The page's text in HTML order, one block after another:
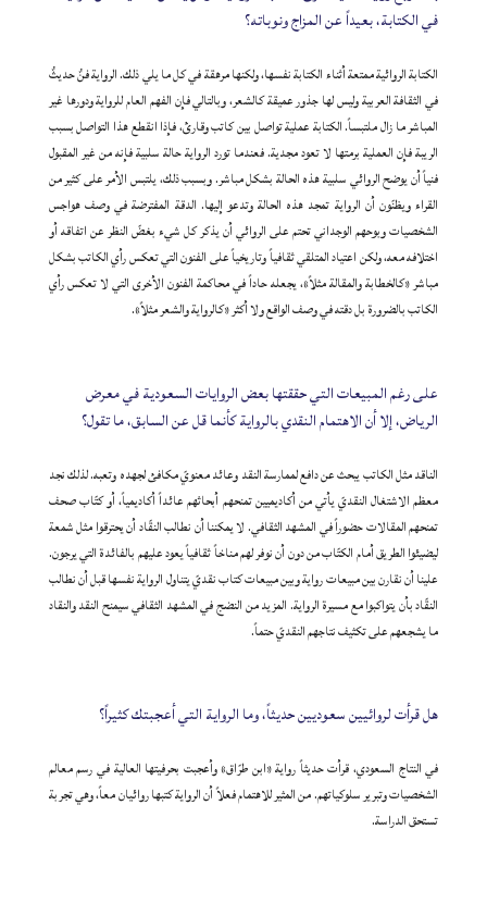
في الكتابة، بعيداً عن المزاج ونوباته؟
الكتابة الروائية ممتعة أثناء الكتابة نفسها، ولكنها مرهقة في كل ما يلي ذلك. الرواية فنٌ حديثٌ
في الثقافة العربية وليس لها جذور عميقة كالشعر، وبالتالي فإن الفهم العام للرواية ودورها غير
المباشر ما زال ملتبساً. الكتابة عملية تواصل بين كاتب وقارئ، فإذا انقطع هذا التواصل بسبب
الريبة فإن العملية برمتها لا تعود مجدية. فعندما تورد الرواية حالة سلبية فإنه من غير المقبول
فنياً أن يوضح الروائي سلبية هذه الحالة بشكل مباشر. وبسبب ذلك، يلتبس الأمر على كثير من
القراء ويظنّون أن الرواية تمجد هذه الحالة وتدعو إليها. الدقة المفترضة في وصف هواجس
الشخصيات وبوحهم الوجداني تحتم على الروائي أن يذكر كل شيء بغضّ النظر عن اتفاقه أو
اختلافه معه، ولكن اعتياد المتلقي ثقافياً وتاريخياً على الفنون التي تعكس رأي الكاتب بشكل
مباشر «كالخطابة والمقالة مثلاً»، يجعله حاداً في محاكمة الفنون الأخرى التي لا تعكس رأي
الكاتب بالضرورة بل دقته في وصف الواقع ولا أكثر «كالرواية والشعر مثلاً».
على رغم المبيعات التي حققتها بعض الروايات السعودية في معرض
الرياض، إلا أن الاهتمام النقدي بالرواية كأنما قل عن السابق، ما تقول؟
الناقد مثل الكاتب يبحث عن دافع لممارسة النقد وعائد معنويّ مكافئ لجهده وتعبه. لذلك نجد
معظم الاشتغال النقديّ يأتي من أكاديميين تمنحهم أبحاثهم عائداً أكاديمياً، أو كتّاب صحف
تمنحهم المقالات حضوراً في المشهد الثقافي. لا يمكننا أن نطالب النقّاد أن يحترقوا مثل شمعة
ليضيئوا الطريق أمام الكتّاب من دون أن نوفر لهم مناخاً ثقافياً يعود عليهم بالفائدة التي يرجون.
علينا أن نقارن بين مبيعات رواية وبين مبيعات كتاب نقديّ يتناول الرواية نفسها قبل أن نطالب
النقّاد بأن يتواكبوا مع مسيرة الرواية. المزيد من النضج في المشهد الثقافي سيمنح النقد والنقاد
ما يشجعهم على تكثيف نتاجهم النقديّ حتماً.
هل قرأت لروائيين سعوديين حديثاً، وما الرواية التي أعجبتك كثيراً؟
في النتاج السعودي، قرأت حديثاً رواية «ابن طرّاق» وأعجبت بحرفيتها العالية في رسم معالم
الشخصيات وتبرير سلوكياتهم. من المثير للاهتمام فعلاً أن الرواية كتبها روائيان معاً، وهي تجربة
تستحق الدراسة.